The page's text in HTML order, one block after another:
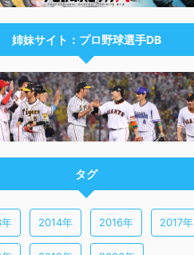
姉妹サイト：プロ野球選手DB
タグ
2014年 2016年 2017年